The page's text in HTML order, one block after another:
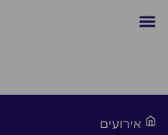
אירועים